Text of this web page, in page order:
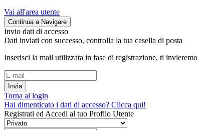
Vai all'area utente
Continua a Navigare
Invio dati di accesso
Dati inviati con successo, controlla la tua casella di posta
Inserisci la mail utilizzata in fase di registrazione, ti
Invia
Torna al login
Hai dimenticato i dati di accesso? Clicca qui!
Registrati ed Accedi al tuo Profilo Utente